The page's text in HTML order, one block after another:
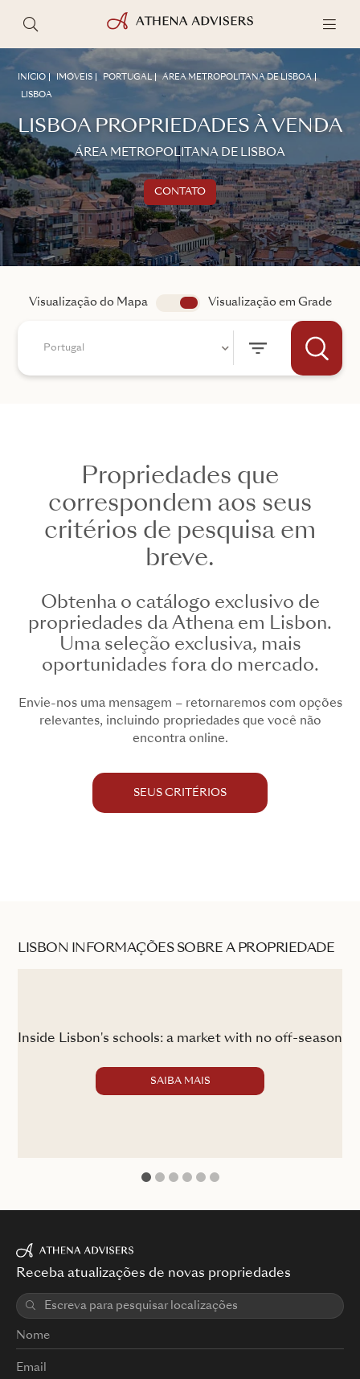
INÍCIO IMÓVEIS PORTUGAL ÁREA METROPOLITANA DE LISBOA
LISBOA
LISBOA PROPRIEDADES À VENDA
ÁREA METROPOLITANA DE LISBOA
CONTATO
Entre em contacto
+44
ENVIAR
Visualização do Mapa app.search.view
Visualização em Grade
Portugal
Propriedades que
correspondem aos seus
critérios de pesquisa em
breve.
Obtenha o catálogo exclusivo de
propriedades da Athena em Lisbon.
Uma seleção exclusiva, mais
oportunidades fora do mercado.
Envie-nos uma mensagem – retornaremos com opções
relevantes, incluindo propriedades que você não
encontra online.
SEUS CRITÉRIOS
LISBON INFORMAÇÕES SOBRE A PROPRIEDADE
1 2 3
Inside Lisbon's schools: a market with no off-season
SAIBA MAIS
Receba atualizações de novas propriedades